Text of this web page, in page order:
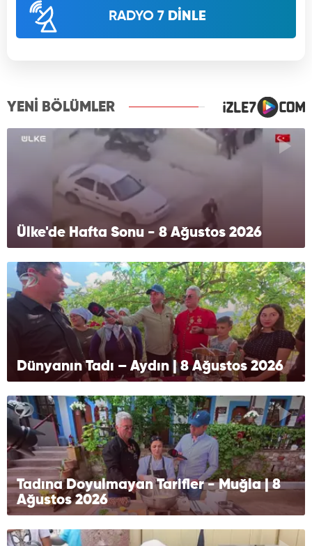
RADYO 7 DİNLE
YENİ BÖLÜMLER
Ülke'de Hafta Sonu - 8 Ağustos 2026
Dünyanın Tadı – Aydın | 8 Ağustos 2026
Tadına Doyulmayan Tarifler - Muğla | 8
Ağustos 2026